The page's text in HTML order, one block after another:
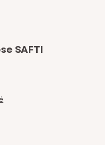
SAFTI